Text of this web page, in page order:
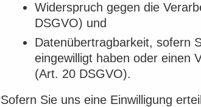
Widerspruch gegen die
DSGVO) und
Datenübertragbarkeit, sofern
eingewilligt haben oder einen
(Art. 20 DSGVO).
Sofern Sie uns eine Einwilligung